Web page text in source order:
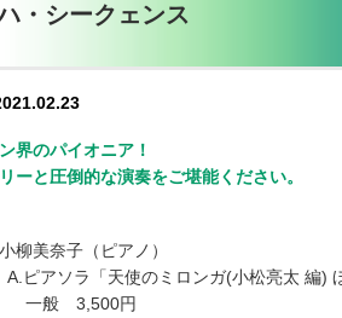
・シークェンス
界のパイオニア！
ーと圧倒的な演奏をご堪能ください。
美奈子（ピアノ）
ピアソラ「天使のミロンガ(小松亮太 編)
一般 3,500円